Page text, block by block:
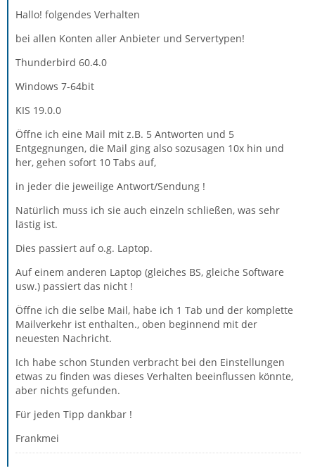
Hallo! folgendes Verhalten
bei allen Konten aller Anbieter und Servertypen!
Thunderbird 60.4.0
Windows 7-64bit
KIS 19.0.0
Öffne ich eine Mail mit z.B. 5 Antworten und 5
Entgegnungen, die Mail ging also sozusagen 10x hin und
her, gehen sofort 10 Tabs auf,
in jeder die jeweilige Antwort/Sendung !
Natürlich muss ich sie auch einzeln schließen, was sehr
lästig ist.
Dies passiert auf o.g. Laptop.
Auf einem anderen Laptop (gleiches BS, gleiche Software
usw.) passiert das nicht !
Öffne ich die selbe Mail, habe ich 1 Tab und der komplette
Mailverkehr ist enthalten., oben beginnend mit der
neuesten Nachricht.
Ich habe schon Stunden verbracht bei den Einstellungen
etwas zu finden was dieses Verhalten beeinflussen könnte,
aber nichts gefunden.
Für jeden Tipp dankbar !
Frankmei